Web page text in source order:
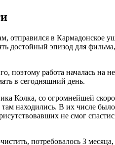
отправился в Кармадонское
достойный эпизод для
работа началась на
в сегодняшний день.
Колка, со огромнейшей
находились. В их числе
не смог
потребовалось 3